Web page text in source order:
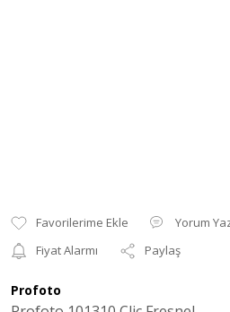
Yorum
Fiyat Alarmı
Paylaş
Profoto